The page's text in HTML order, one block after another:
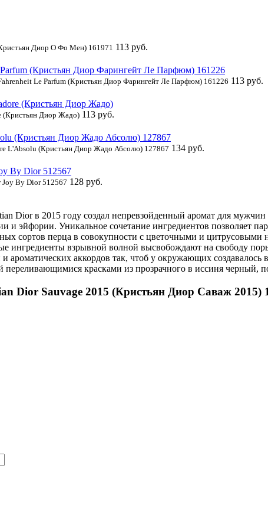
Диор О Фо Мен) 161971 113 руб.
Le Parfum (Кристьян Диор Фарингейт Ле Парфюм) 161226 113 руб.
(Кристьян Диор Жадо) 113 руб.
L'Absolu (Кристьян Диор Жадо Абсолю) 127867 134 руб.
Joy By Dior 512567 128 руб.
Dior в 2015 году создал непревзойденный аромат для
и эйфории. Уникальное сочетание ингредиентов позволяет
сортов перца в совокупности с цветочными и
ингредиенты взрывной волной высвобождают на свободу
ароматических аккордов так, чтоб у окружающих
красками из прозрачного в иссиня черный,
Dior Sauvage 2015 (Кристьян Диор Саваж 2015)